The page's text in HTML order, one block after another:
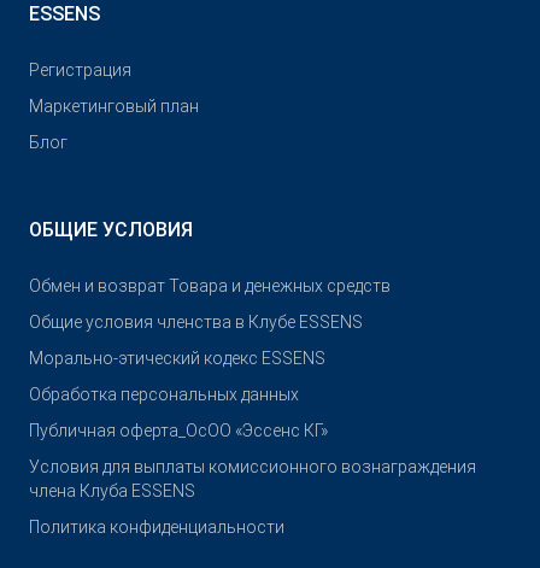
ESSENS
Pегистрация
Маркетинговый план
Блог
ОБЩИЕ УСЛОВИЯ
Обмен и возврат Товара и денежных средств
Общие условия членства в Клубе ESSENS
Морально-этический кодекс ESSENS
Обработка персональных данных
Публичная оферта_ОсОО «Эссенс КГ»
Условия для выплаты комиссионного вознаграждения
члена Клуба ESSENS
Политика конфиденциальности